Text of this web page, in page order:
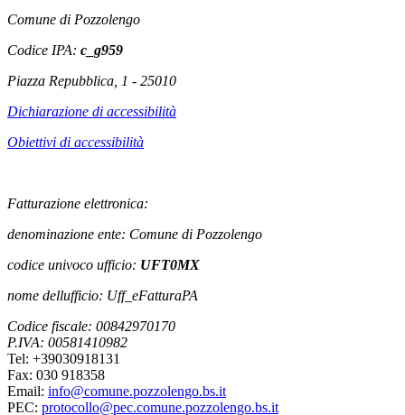
Comune di Pozzolengo
Codice IPA: c_g959
Piazza Repubblica, 1 - 25010
Dichiarazione di accessibilità
Obiettivi di accessibilità
Fatturazione elettronica:
denominazione ente: Comune di Pozzolengo
codice univoco ufficio: UFT0MX
nome dellufficio: Uff_eFatturaPA
Codice fiscale: 00842970170
P.IVA: 00581410982
Tel: +39030918131
Fax: 030 918358
Email: info@comune.pozzolengo.bs.it
PEC: protocollo@pec.comune.pozzolengo.bs.it